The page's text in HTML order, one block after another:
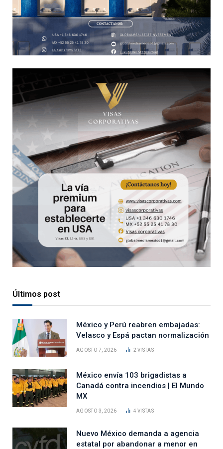
Últimos post
México y Perú reabren embajadas:
Velasco y Espá pactan normalización
AGOSTO 7, 2026 2VISTAS
México envía 103 brigadistas a
Canadá contra incendios | El Mundo
MX
AGOSTO 3, 2026 4VISTAS
Nuevo México demanda a agencia
estatal por abandonar a menor en